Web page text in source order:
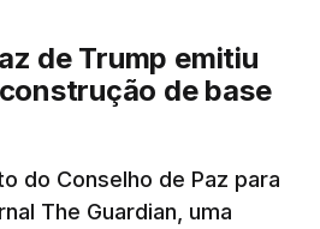
de Trump emitiu
de base
do Conselho de Paz para
The Guardian, uma